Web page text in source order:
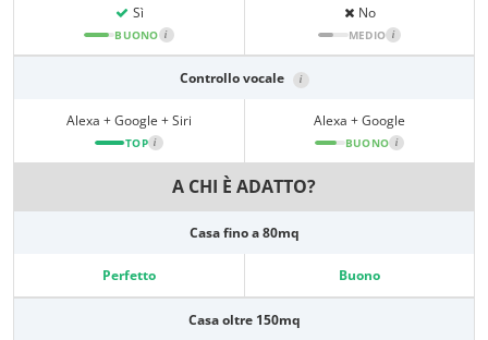
Sì
BUONO i
No
MEDIO i
Controllo vocale i
Alexa + Google + Siri
TOP i
Alexa + Google
BUONO i
A CHI È ADATTO?
Casa fino a 80mq
Perfetto Buono
Casa oltre 150mq